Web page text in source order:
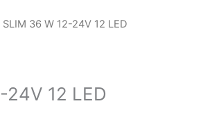
SLIM 36 W 12-24V 12 LED
24V 12 LED